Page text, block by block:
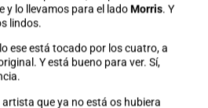
y lo llevamos para el ladoMorris. Y
lindos.
ese está tocado por los cuatro, a
Y está bueno para ver. Sí,
que ya no está os hubiera